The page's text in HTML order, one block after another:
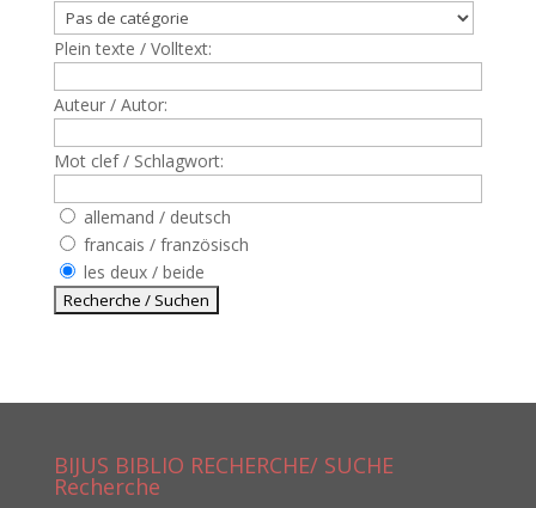
Plein texte / Volltext:
Auteur / Autor:
Mot clef / Schlagwort:
allemand / deutsch
francais / französisch
les deux / beide
BIJUS BIBLIO RECHERCHE/ SUCHE
Recherche